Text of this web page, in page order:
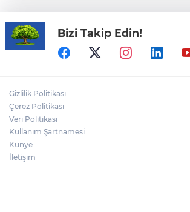
Öğrenci affı çıktı.. YÖK'ten
geldi! 4 aylık süre tanındı
Yapay zekayı eğitenler işsiz
Bizi Takip Edin!
Gizlilik Politikası
Çerez Politikası
Veri Politikası
Kullanım Şartnamesi
Künye
İletişim